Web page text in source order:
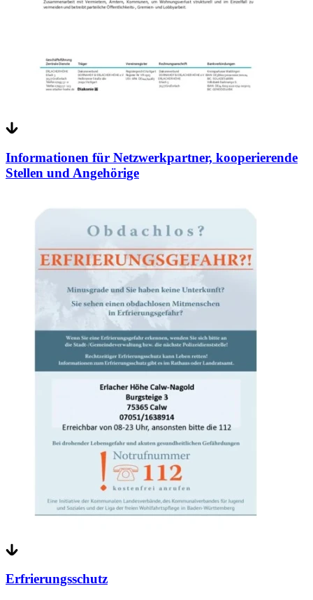
Informationen für Netzwerkpartner, kooperierende
Stellen und Angehörige
Erfrierungsschutz